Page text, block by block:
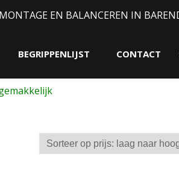
EN BALANCEREN IN
BEGRIPPENLIJST CONTACT